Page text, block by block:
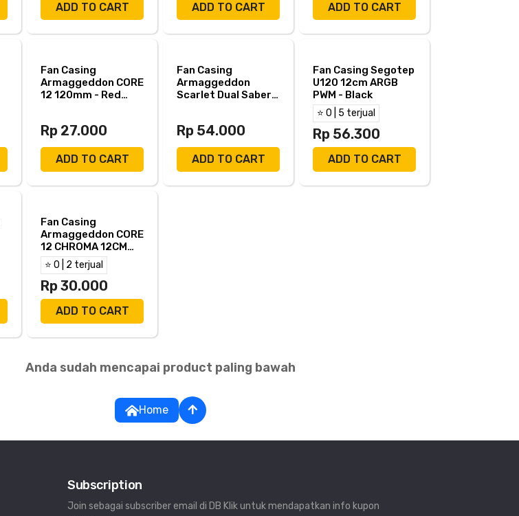
ADD TO CART ADD TO CART ADD TO CART
Fan Casing
Armaggeddon CORE
12 120mm - Red
Rp 27.000
ADD TO CART
Fan Casing
Armaggeddon
Scarlet Dual Saber
Rp 54.000
ADD TO CART
Fan Casing Segotep
U120 12cm ARGB
PWM - Black
⭐ 0 | 5 terjual
Rp 56.300
ADD TO CART
Fan Casing
Armaggeddon CORE
12 CHROMA 12CM
RGB [No Box]
⭐ 0 | 2 terjual
Rp 30.000
ADD TO CART
Anda sudah mencapai product paling bawah
Home
Subscription
Join sebagai subscriber email di DB Klik untuk mendapatkan info kupon